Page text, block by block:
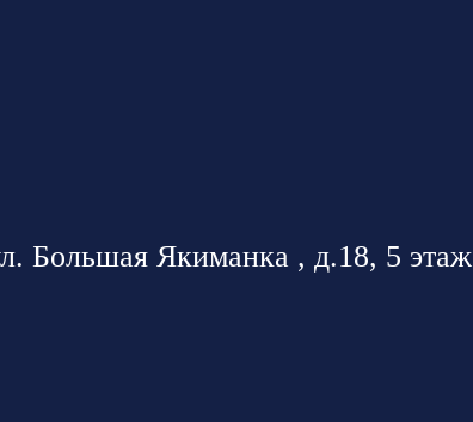
Большая Якиманка , д.18, 5 этаж